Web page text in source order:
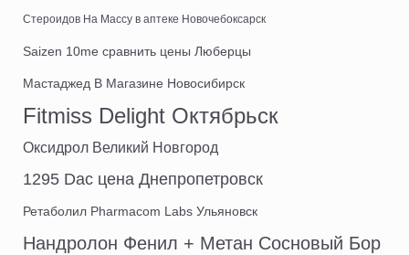
Стероидов На Массу в аптеке Новочебоксарск
Saizen 10me сравнить цены Люберцы
Мастаджед В Магазине Новосибирск
Fitmiss Delight Октябрьск
Оксидрол Великий Новгород
1295 Dac цена Днепропетровск
Ретаболил Pharmacom Labs Ульяновск
Нандролон Фенил + Метан Сосновый Бор